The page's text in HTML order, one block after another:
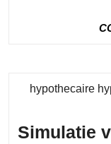
hypothecaire
Simulatie